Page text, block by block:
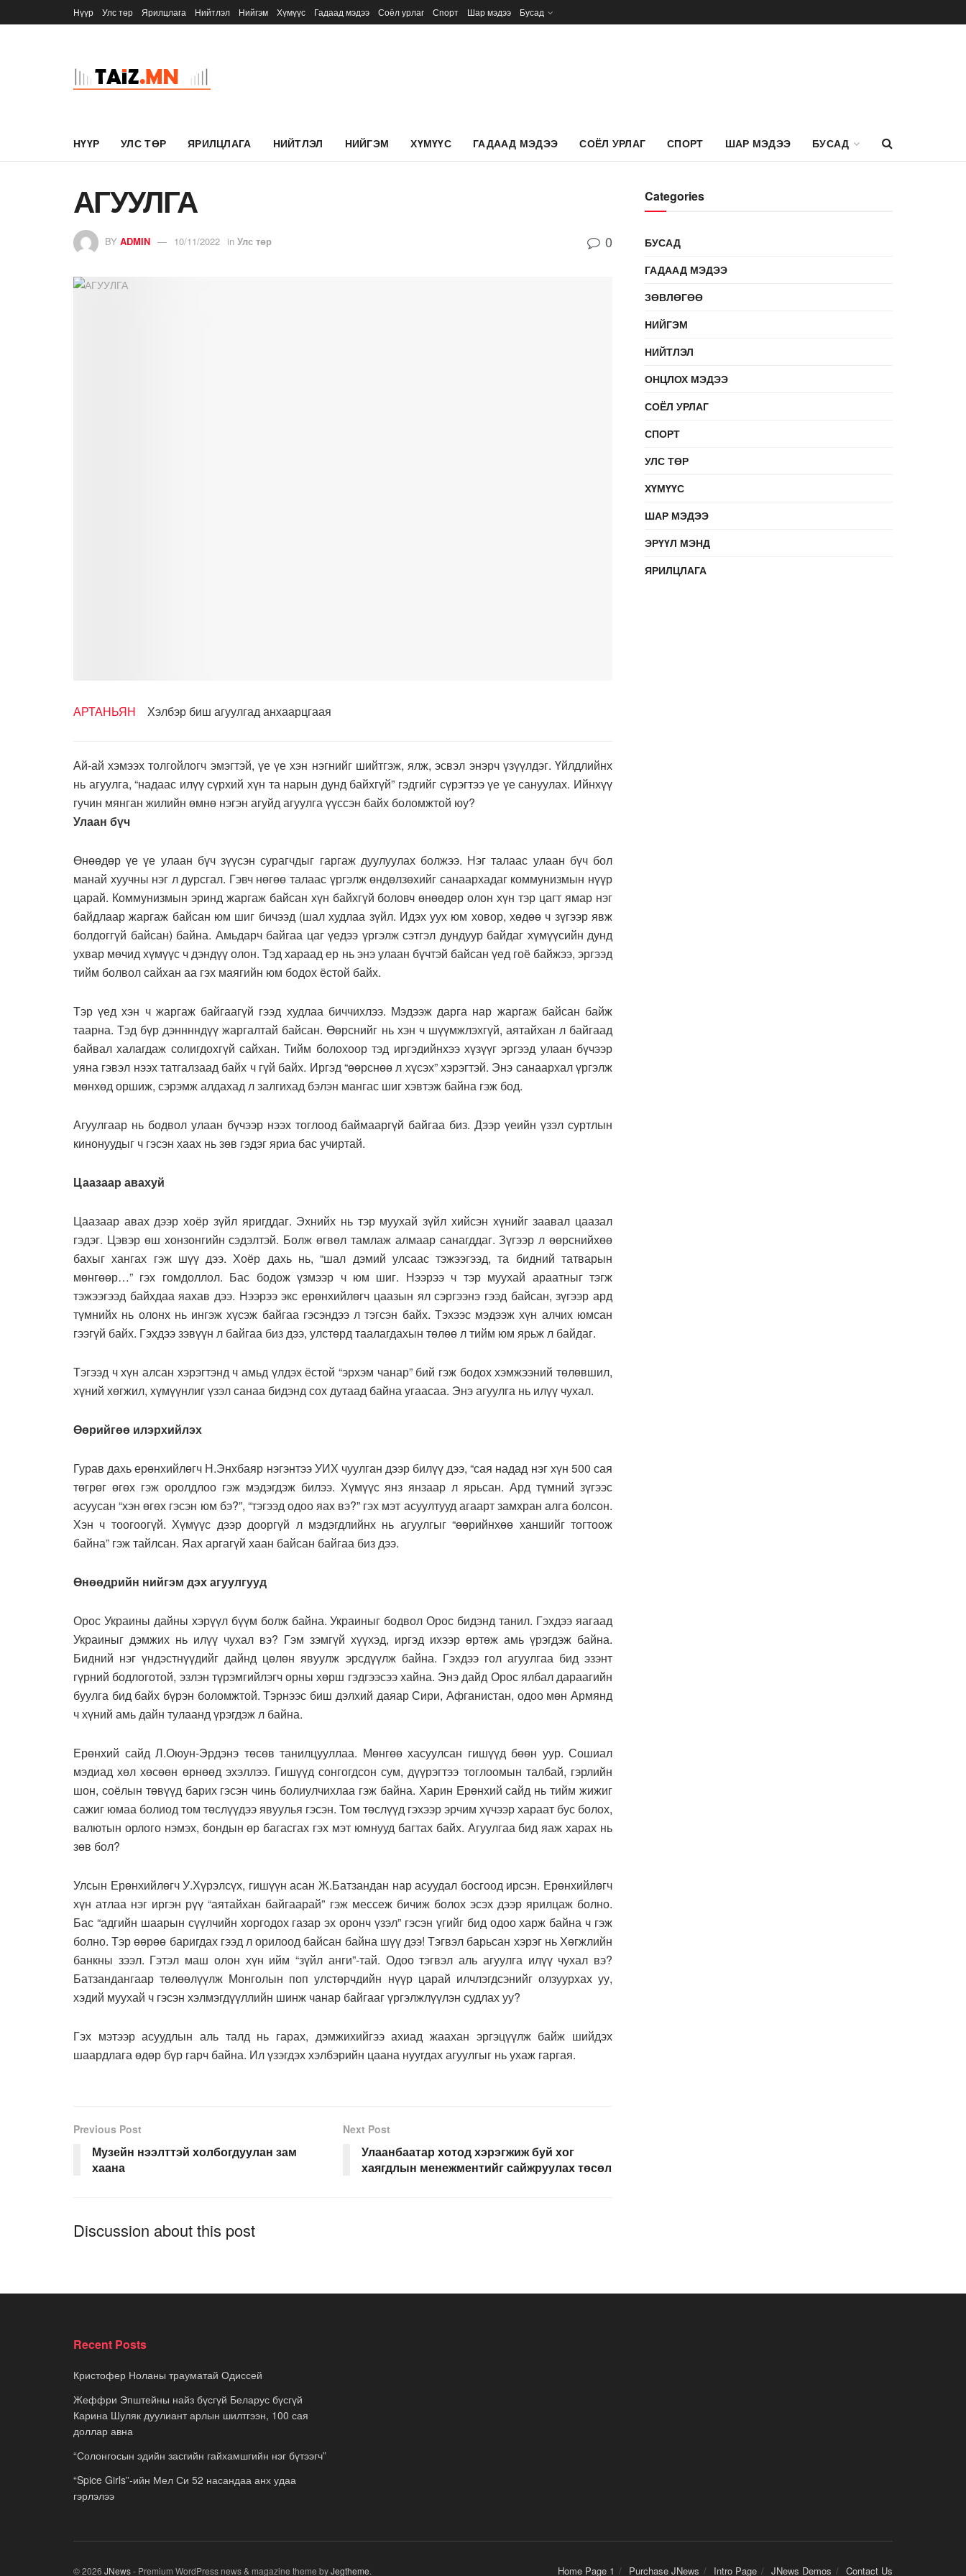
Нүүр Улс төр Ярилцлага Нийтлэл Нийгэм Хүмүүс Гадаад мэдээ Соёл урлаг Спорт Шар мэдээ Бусад
НҮҮР УЛС ТӨР ЯРИЛЦЛАГА НИЙТЛЭЛ НИЙГЭМ ХҮМҮҮС ГАДААД МЭДЭЭ СОЁЛ УРЛАГ СПОРТ ШАР МЭДЭЭ БУСАД
АГУУЛГА
BY ADMIN 10/11/2022 in Улс төр 0
АРТАНЬЯН Хэлбэр биш агуулгад анхаарцгаая
Ай-ай хэмээх толгойлогч эмэгтэй, үе үе хэн нэгнийг шийтгэж, ялж, эсвэл энэрч үзүүлдэг. Үйлдлийнх
нь агуулга, “надаас илүү сүрхий хүн та нарын дунд байхгүй” гэдгийг сүрэгтээ үе үе сануулах. Ийнхүү
гучин мянган жилийн өмнө нэгэн агуйд агуулга үүссэн байх боломжтой юу?
Улаан бүч
Өнөөдөр үе үе улаан бүч зүүсэн сурагчдыг гаргаж дуулуулах болжээ. Нэг талаас улаан бүч бол
манай хуучны нэг л дурсгал. Гэвч нөгөө талаас үргэлж өндөлзөхийг санаархадаг коммунизмын нүүр
царай. Коммунизмын эринд жаргаж байсан хүн байхгүй боловч өнөөдөр олон хүн тэр цагт ямар нэг
байдлаар жаргаж байсан юм шиг бичээд (шал худлаа зүйл. Идэх уух юм ховор, хөдөө ч зүгээр явж
болдоггүй байсан) байна. Амьдарч байгаа цаг үедээ үргэлж сэтгэл дундуур байдаг хүмүүсийн дунд
ухвар мөчид хүмүүс ч дэндүү олон. Тэд хараад ер нь энэ улаан бүчтэй байсан үед гоё байжээ, эргээд
тийм болвол сайхан аа гэх маягийн юм бодох ёстой байх.
Тэр үед хэн ч жаргаж байгаагүй гээд худлаа биччихлээ. Мэдээж дарга нар жаргаж байсан байж
таарна. Тэд бүр дэнннндүү жаргалтай байсан. Өөрснийг нь хэн ч шүүмжлэхгүй, аятайхан л байгаад
байвал халагдаж солигдохгүй сайхан. Тийм болохоор тэд иргэдийнхээ хүзүүг эргээд улаан бүчээр
уяна гэвэл нээх татгалзаад байх ч гүй байх. Иргэд “өөрснөө л хүсэх” хэрэгтэй. Энэ санаархал үргэлж
мөнхөд оршиж, сэрэмж алдахад л залгихад бэлэн мангас шиг хэвтэж байна гэж бод.
Агуулгаар нь бодвол улаан бүчээр нээх тоглоод баймааргүй байгаа биз. Дээр үеийн үзэл суртлын
кинонуудыг ч гэсэн хаах нь зөв гэдэг яриа бас учиртай.
Цаазаар авахуй
Цаазаар авах дээр хоёр зүйл яригддаг. Эхнийх нь тэр муухай зүйл хийсэн хүнийг заавал цаазал
гэдэг. Цэвэр өш хонзонгийн сэдэлтэй. Болж өгвөл тамлаж алмаар санагддаг. Зүгээр л өөрснийхөө
бахыг хангах гэж шүү дээ. Хоёр дахь нь, “шал дэмий улсаас тэжээгээд, та бидний татварын
мөнгөөр…” гэх гомдоллол. Бас бодож үзмээр ч юм шиг. Нээрээ ч тэр муухай араатныг тэгж
тэжээгээд байхдаа яахав дээ. Нээрээ экс ерөнхийлөгч цаазын ял сэргээнэ гээд байсан, зүгээр ард
түмнийх нь олонх нь ингэж хүсэж байгаа гэсэндээ л тэгсэн байх. Тэхээс мэдээж хүн алчих юмсан
гээгүй байх. Гэхдээ зэвүүн л байгаа биз дээ, улстөрд таалагдахын төлөө л тийм юм ярьж л байдаг.
Тэгээд ч хүн алсан хэрэгтэнд ч амьд үлдэх ёстой “эрхэм чанар” бий гэж бодох хэмжээний төлөвшил,
хүний хөгжил, хүмүүнлиг үзэл санаа бидэнд сох дутаад байна угаасаа. Энэ агуулга нь илүү чухал.
Өөрийгөө илэрхийлэх
Гурав дахь ерөнхийлөгч Н.Энхбаяр нэгэнтээ УИХ чуулган дээр билүү дээ, “сая надад нэг хүн 500 сая
төгрөг өгөх гэж оролдлоо гэж мэдэгдэж билээ. Хүмүүс янз янзаар л ярьсан. Ард түмний зүгээс
асуусан “хэн өгөх гэсэн юм бэ?”, “тэгээд одоо яах вэ?” гэх мэт асуултууд агаарт замхран алга болсон.
Хэн ч тоогоогүй. Хүмүүс дээр дооргүй л мэдэгдлийнх нь агуулгыг “өөрийнхөө ханшийг тогтоож
байна” гэж тайлсан. Яах аргагүй хаан байсан байгаа биз дээ.
Өнөөдрийн нийгэм дэх агуулгууд
Орос Украины дайны хэрүүл бүүм болж байна. Украиныг бодвол Орос бидэнд танил. Гэхдээ яагаад
Украиныг дэмжих нь илүү чухал вэ? Гэм зэмгүй хүүхэд, иргэд ихээр өртөж амь үрэгдэж байна.
Бидний нэг үндэстнүүдийг дайнд цөлөн явуулж эрсдүүлж байна. Гэхдээ гол агуулгаа бид эзэнт
гүрний бодлоготой, эзлэн түрэмгийлэгч орны хөрш гэдгээсээ хайна. Энэ дайд Орос ялбал дараагийн
буулга бид байх бүрэн боломжтой. Тэрнээс биш дэлхий даяар Сири, Афганистан, одоо мөн Армянд
ч хүний амь дайн тулаанд үрэгдэж л байна.
Ерөнхий сайд Л.Оюун-Эрдэнэ төсөв танилцууллаа. Мөнгөө хасуулсан гишүүд бөөн уур. Сошиал
мэдиад хөл хөсөөн өрнөөд эхэллээ. Гишүүд сонгогдсон сум, дүүрэгтээ тоглоомын талбай, гэрлийн
шон, соёлын төвүүд барих гэсэн чинь болиулчихлаа гэж байна. Харин Ерөнхий сайд нь тийм жижиг
сажиг юмаа болиод том төслүүдээ явуулья гэсэн. Том төслүүд гэхээр эрчим хүчээр хараат бус болох,
валютын орлого нэмэх, бондын өр багасгах гэх мэт юмнууд багтах байх. Агуулгаа бид яаж харах нь
зөв бол?
Улсын Ерөнхийлөгч У.Хүрэлсүх, гишүүн асан Ж.Батзандан нар асуудал босгоод ирсэн. Ерөнхийлөгч
хүн атлаа нэг иргэн рүү “аятайхан байгаарай” гэж мессеж бичиж болох эсэх дээр ярилцаж болно.
Бас “адгийн шаарын сүүлчийн хоргодох газар эх оронч үзэл” гэсэн үгийг бид одоо харж байна ч гэж
болно. Тэр өөрөө баригдах гээд л орилоод байсан байна шүү дээ! Тэгвэл барьсан хэрэг нь Хөгжлийн
банкны зээл. Гэтэл маш олон хүн ийм “зүйл анги”-тай. Одоо тэгвэл аль агуулга илүү чухал вэ?
Батзандангаар төлөөлүүлж Монголын поп улстөрчдийн нүүр царай илчлэгдсэнийг олзуурхах уу,
хэдий муухай ч гэсэн хэлмэгдүүллийн шинж чанар байгааг үргэлжлүүлэн судлах уу?
Гэх мэтээр асуудлын аль талд нь гарах, дэмжихийгээ ахиад жаахан эргэцүүлж байж шийдэх
шаардлага өдөр бүр гарч байна. Ил үзэгдэх хэлбэрийн цаана нуугдах агуулгыг нь ухаж гаргая.
Previous Post
Музейн нээлттэй холбогдуулан зам
хаана
Next Post
Улаанбаатар хотод хэрэгжиж буй хог
хаягдлын менежментийг сайжруулах төсөл
Discussion about this post
Categories
БУСАД
ГАДААД МЭДЭЭ
ЗӨВЛӨГӨӨ
НИЙГЭМ
НИЙТЛЭЛ
ОНЦЛОХ МЭДЭЭ
СОЁЛ УРЛАГ
СПОРТ
УЛС ТӨР
ХҮМҮҮС
ШАР МЭДЭЭ
ЭРҮҮЛ МЭНД
ЯРИЛЦЛАГА
Recent Posts
Кристофер Ноланы трауматай Одиссей
Жеффри Эпштейны найз бүсгүй Беларус бүсгүй
Карина Шуляк дуулиант арлын шилтгээн, 100 сая
доллар авна
“Солонгосын эдийн засгийн гайхамшгийн нэг бүтээгч”
“Spice Girls”-ийн Мел Си 52 насандаа анх удаа
гэрлэлээ
Home Page 1 Purchase JNews Intro Page JNews Demos Contact Us
© 2026 JNews- Premium WordPress news & magazine theme byJegtheme.